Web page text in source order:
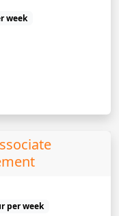
week
per week